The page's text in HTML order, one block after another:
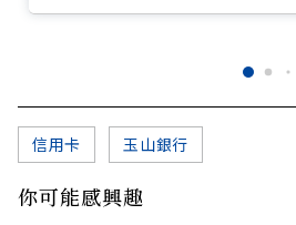
信用卡 玉山銀行
你可能感興趣